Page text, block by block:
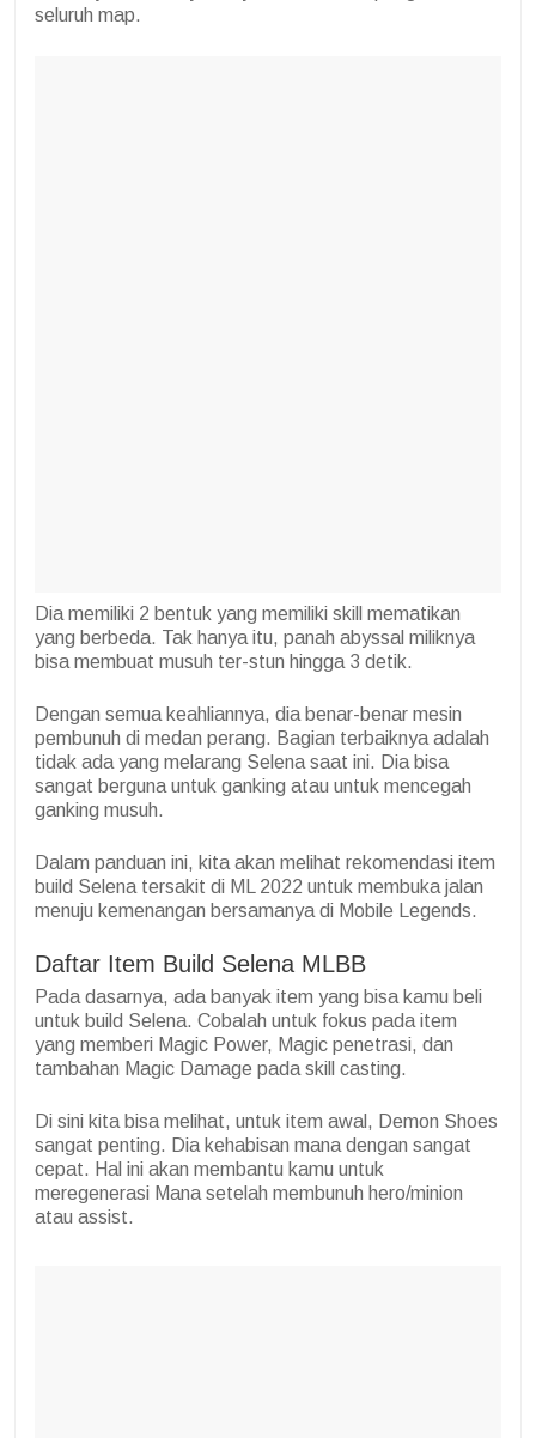
seluruh map.
Dia memiliki 2 bentuk yang memiliki skill mematikan
yang berbeda. Tak hanya itu, panah abyssal miliknya
bisa membuat musuh ter-stun hingga 3 detik.
Dengan semua keahliannya, dia benar-benar mesin
pembunuh di medan perang. Bagian terbaiknya adalah
tidak ada yang melarang Selena saat ini. Dia bisa
sangat berguna untuk ganking atau untuk mencegah
ganking musuh.
Dalam panduan ini, kita akan melihat rekomendasi item
build Selena tersakit di ML 2022 untuk membuka jalan
menuju kemenangan bersamanya di Mobile Legends.
Daftar Item Build Selena MLBB
Pada dasarnya, ada banyak item yang bisa kamu beli
untuk build Selena. Cobalah untuk fokus pada item
yang memberi Magic Power, Magic penetrasi, dan
tambahan Magic Damage pada skill casting.
Di sini kita bisa melihat, untuk item awal, Demon Shoes
sangat penting. Dia kehabisan mana dengan sangat
cepat. Hal ini akan membantu kamu untuk
meregenerasi Mana setelah membunuh hero/minion
atau assist.